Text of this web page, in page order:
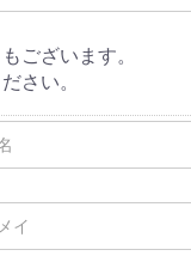
ございます。
さい。